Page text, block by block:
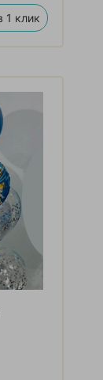
1 клик